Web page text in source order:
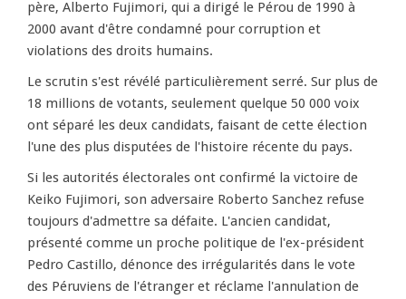
père, Alberto Fujimori, qui a dirigé le Pérou de 1990 à
2000 avant d'être condamné pour corruption et
violations des droits humains.
Le scrutin s'est révélé particulièrement serré. Sur plus de
18 millions de votants, seulement quelque 50 000 voix
ont séparé les deux candidats, faisant de cette élection
l'une des plus disputées de l'histoire récente du pays.
Si les autorités électorales ont confirmé la victoire de
Keiko Fujimori, son adversaire Roberto Sanchez refuse
toujours d'admettre sa défaite. L'ancien candidat,
présenté comme un proche politique de l'ex-président
Pedro Castillo, dénonce des irrégularités dans le vote
des Péruviens de l'étranger et réclame l'annulation de